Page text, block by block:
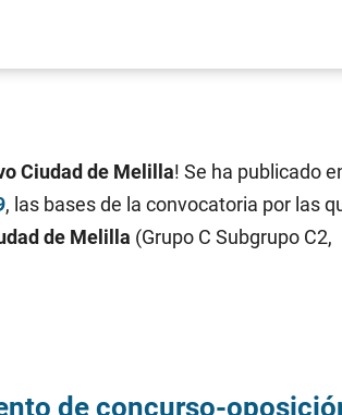
Ciudad de Melilla! Se ha publicado
, las bases de la convocatoria por las
de Melilla (Grupo C Subgrupo C2,
de concurso-